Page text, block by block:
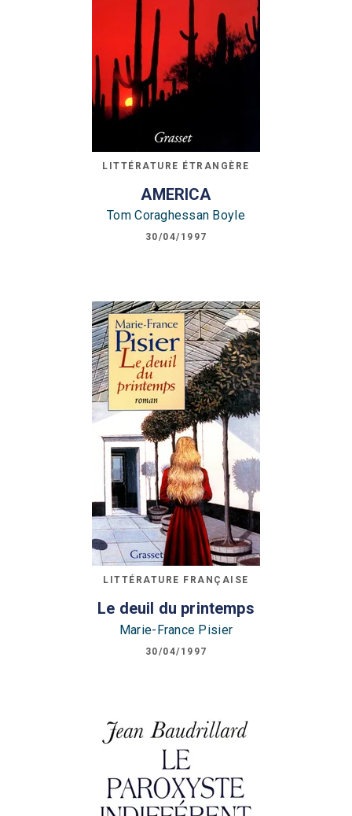
LITTÉRATURE ÉTRANGÈRE
AMERICA
Tom Coraghessan Boyle
30/04/1997
LITTÉRATURE FRANÇAISE
Le deuil du printemps
Marie-France Pisier
30/04/1997